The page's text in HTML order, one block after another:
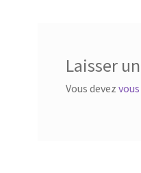
Laisser
Vous devez